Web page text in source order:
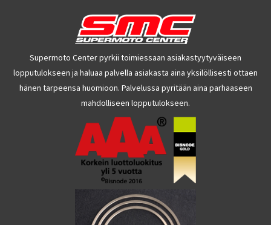
Supermoto Center pyrkii toimiessaan asiakastyytyväiseen
lopputulokseen ja haluaa palvella asiakasta aina yksilöllisesti ottaen
hänen tarpeensa huomioon. Palvelussa pyritään aina parhaaseen
mahdolliseen lopputulokseen.